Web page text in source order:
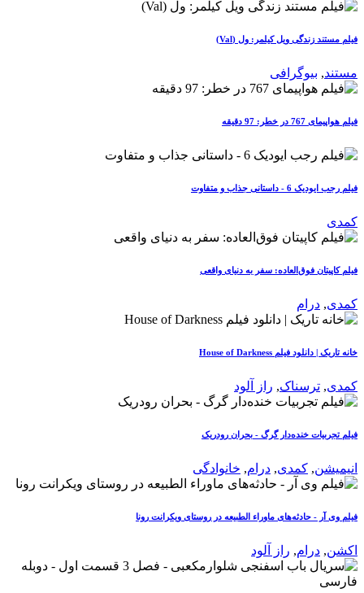
فیلم مستند زندگی ویل کیلمر: ول (Val)
مستند, بیوگرافی
فیلم هواپیمای 767 در خطر: 97 دقیقه
فیلم رجب ایودیک 6 - داستانی جذاب و متفاوت
کمدی
فیلم کاپیتان فوق‌العاده: سفر به دنیای واقعی
کمدی, درام
خانه تاریک | دانلود فیلم House of Darkness
کمدی, ترسناک, راز آلود
فیلم تجربیات خنده‌دار گرگ - بحران رودریک
انیمیشن, کمدی, درام, خانوادگی
فیلم وی آر - حادثه‌های ماوراء الطبیعه در روستای ویکرانت رونا
اکشن, درام, راز آلود